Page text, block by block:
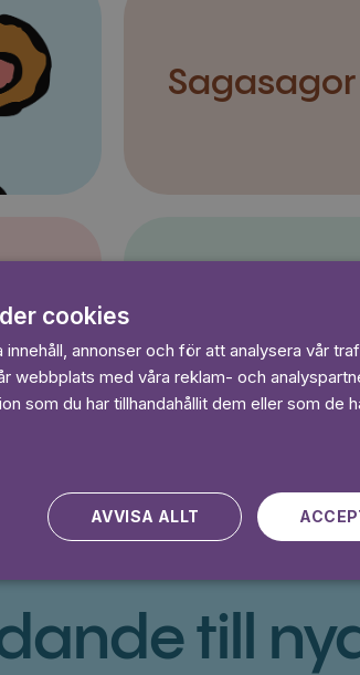
Sagasagor
till
cookies
annonser och för att analysera vår
webbplats med våra reklam- och
som du har tillhandahållit dem eller som de
AVVISA ALLT